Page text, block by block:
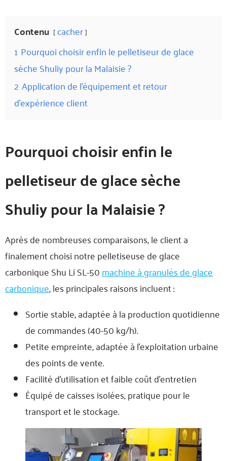
Contenu cacher
1 Pourquoi choisir enfin le pelletiseur de glace
sèche Shuliy pour la Malaisie ?
2 Application de l'équipement et retour
d'expérience client
Pourquoi choisir enfin le
pelletiseur de glace sèche
Shuliy pour la Malaisie ?
Après de nombreuses comparaisons, le client a
finalement choisi notre pelletiseuse de glace
carbonique Shu Li SL-50machine à granulés de glace
carbonique, les principales raisons incluent :
Sortie stable, adaptée à la production quotidienne
de commandes (40-50 kg/h).
Petite empreinte, adaptée à l'exploitation urbaine
des points de vente.
Facilité d'utilisation et faible coût d'entretien
Équipé de caisses isolées, pratique pour le
transport et le stockage.